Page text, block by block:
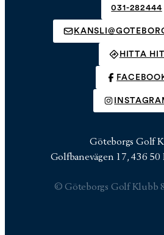
031-282444
HITTA HIT
Göteborgs Golf
Golfbanevägen 17, 436 50
© Göteborgs Golf Klubb